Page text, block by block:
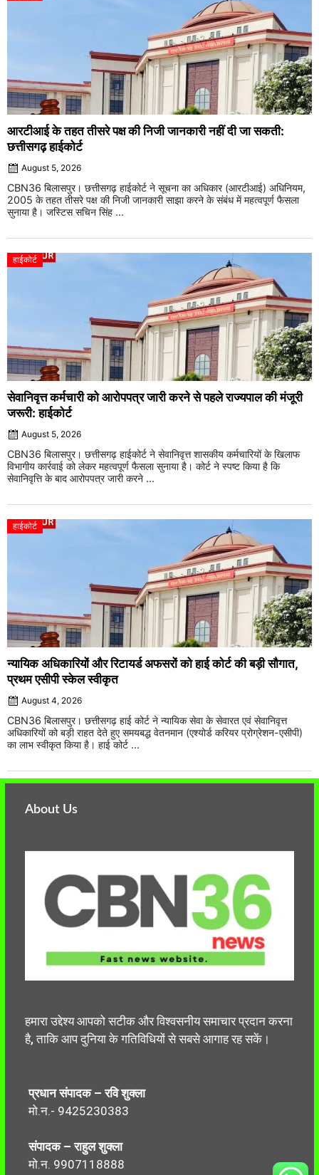
आरटीआई के तहत तीसरे पक्ष की निजी जानकारी नहीं दी जा सकती:
छत्तीसगढ़ हाईकोर्ट
August 5, 2026
CBN36 बिलासपुर। छत्तीसगढ़ हाईकोर्ट ने सूचना का अधिकार (आरटीआई) अधिनियम,
2005 के तहत तीसरे पक्ष की निजी जानकारी साझा करने के संबंध में महत्वपूर्ण फैसला
सुनाया है। जस्टिस सचिन सिंह ...
हाईकोर्ट
सेवानिवृत्त कर्मचारी को आरोपपत्र जारी करने से पहले राज्यपाल की मंजूरी
जरूरी: हाईकोर्ट
August 5, 2026
CBN36 बिलासपुर। छत्तीसगढ़ हाईकोर्ट ने सेवानिवृत्त शासकीय कर्मचारियों के खिलाफ
विभागीय कार्रवाई को लेकर महत्वपूर्ण फैसला सुनाया है। कोर्ट ने स्पष्ट किया है कि
सेवानिवृत्ति के बाद आरोपपत्र जारी करने ...
हाईकोर्ट
न्यायिक अधिकारियों और रिटायर्ड अफसरों को हाई कोर्ट की बड़ी सौगात,
प्रथम एसीपी स्केल स्वीकृत
August 4, 2026
CBN36 बिलासपुर। छत्तीसगढ़ हाई कोर्ट ने न्यायिक सेवा के सेवारत एवं सेवानिवृत्त
अधिकारियों को बड़ी राहत देते हुए समयबद्ध वेतनमान (एश्योर्ड करियर प्रोग्रेशन-एसीपी)
का लाभ स्वीकृत किया है। हाई कोर्ट ...
About Us
हमारा उद्देश्य आपको सटीक और विश्वसनीय समाचार प्रदान करना
है, ताकि आप दुनिया के गतिविधियों से सबसे आगाह रह सकें।
प्रधान संपादक – रवि शुक्ला
मो.न.- 9425230383
संपादक – राहुल शुक्ला
मो.न. 9907118888